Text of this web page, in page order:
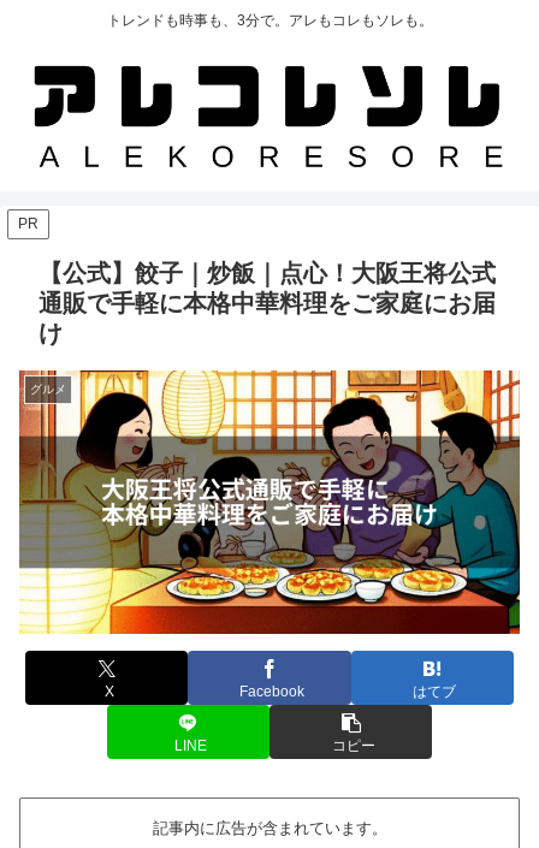
トレンドも時事も、3分で。アレもコレもソレも。
PR
【公式】餃子｜炒飯｜点心！大阪王将公式
通販で手軽に本格中華料理をご家庭にお届
け
グルメ
X Facebook はてブ
LINE コピー
記事内に広告が含まれています。